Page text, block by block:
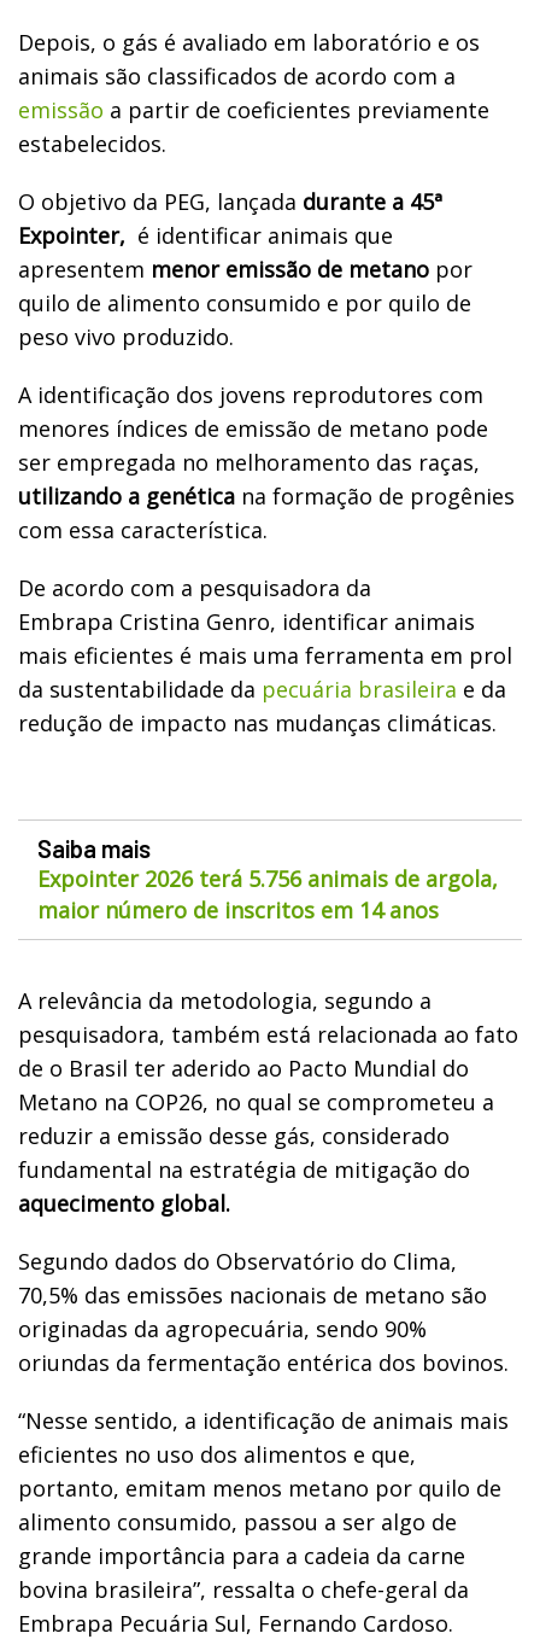
Depois, o gás é avaliado em laboratório e os
animais são classificados de acordo com a
emissão a partir de coeficientes previamente
estabelecidos.
O objetivo da PEG, lançada durante a 45ª
Expointer, é identificar animais que
apresentem menor emissão de metano por
quilo de alimento consumido e por quilo de
peso vivo produzido.
A identificação dos jovens reprodutores com
menores índices de emissão de metano pode
ser empregada no melhoramento das raças,
utilizando a genética na formação de progênies
com essa característica.
De acordo com a pesquisadora da
Embrapa Cristina Genro, identificar animais
mais eficientes é mais uma ferramenta em prol
da sustentabilidade da pecuária brasileira e da
redução de impacto nas mudanças climáticas.
Saiba mais
Expointer 2026 terá 5.756 animais de argola,
maior número de inscritos em 14 anos
A relevância da metodologia, segundo a
pesquisadora, também está relacionada ao fato
de o Brasil ter aderido ao Pacto Mundial do
Metano na COP26, no qual se comprometeu a
reduzir a emissão desse gás, considerado
fundamental na estratégia de mitigação do
aquecimento global.
Segundo dados do Observatório do Clima,
70,5% das emissões nacionais de metano são
originadas da agropecuária, sendo 90%
oriundas da fermentação entérica dos bovinos.
“Nesse sentido, a identificação de animais mais
eficientes no uso dos alimentos e que,
portanto, emitam menos metano por quilo de
alimento consumido, passou a ser algo de
grande importância para a cadeia da carne
bovina brasileira”, ressalta o chefe-geral da
Embrapa Pecuária Sul, Fernando Cardoso.